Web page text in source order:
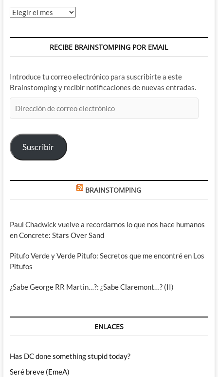
Archivos
RECIBE BRAINSTOMPING POR EMAIL
Introduce tu correo electrónico para suscribirte a este
Brainstomping y recibir notificaciones de nuevas entradas.
de
electrónico
Suscribir
BRAINSTOMPING
Paul Chadwick vuelve a recordarnos lo que nos hace humanos
en Concrete: Stars Over Sand
Pitufo Verde y Verde Pitufo: Secretos que me encontré en Los
Pitufos
¿Sabe George RR Martin…?: ¿Sabe Claremont…? (II)
ENLACES
Has DC done something stupid today?
Seré breve (EmeA)